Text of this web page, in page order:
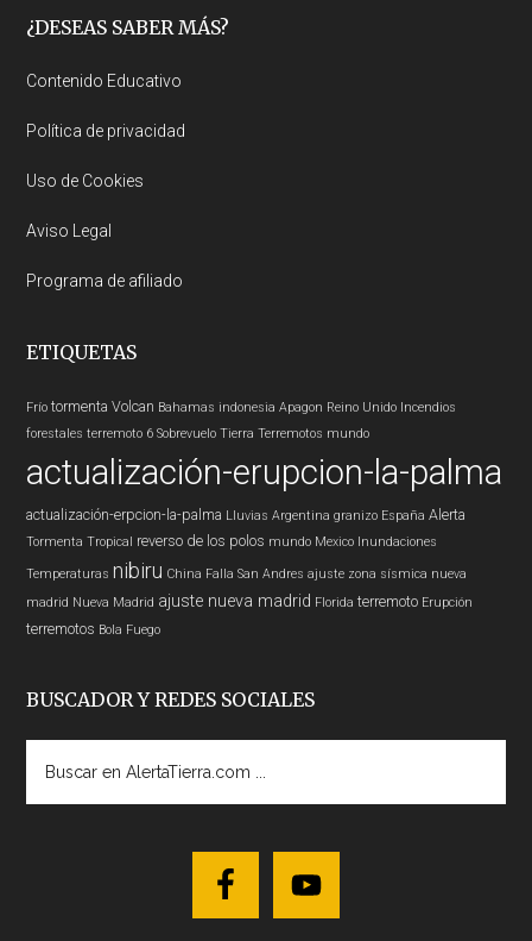
Footer
¿DESEAS SABER MÁS?
Contenido Educativo
Política de privacidad
Uso de Cookies
Aviso Legal
Programa de afiliado
ETIQUETAS
Frío tormenta Volcan Bahamas indonesia Apagon Reino Unido Incendios
forestales terremoto 6 Sobrevuelo Tierra Terremotos mundo
actualización-erupcion-la-palma
actualización-erpcion-la-palma Lluvias Argentina granizo España Alerta
Tormenta Tropical reverso de los polos mundo Mexico Inundaciones
Temperaturas nibiru China Falla San Andres ajuste zona sísmica nueva
madrid Nueva Madrid ajuste nueva madrid Florida terremoto Erupción
terremotos Bola Fuego
BUSCADOR Y REDES SOCIALES
AlertaTierra.com